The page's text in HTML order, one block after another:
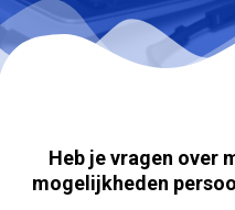
Heb je vragen over
mogelijkheden